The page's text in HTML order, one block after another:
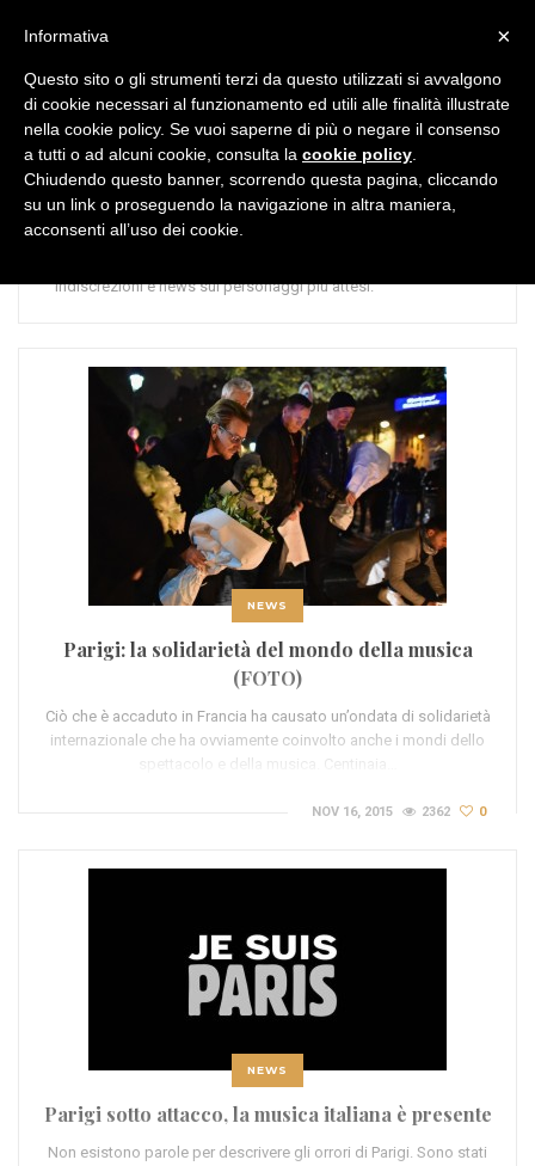
CATEGORIA: News
indiscrezioni e news sui personaggi più attesi.
NEWS
Parigi: la solidarietà del mondo della musica
(FOTO)
Ciò che è accaduto in Francia ha causato un’ondata di solidarietà
internazionale che ha ovviamente coinvolto anche i mondi dello
spettacolo e della musica. Centinaia…
NOV 16, 2015 2362 0
NEWS
Parigi sotto attacco, la musica italiana è presente
Non esistono parole per descrivere gli orrori di Parigi. Sono stati
×
Informativa
Questo sito o gli strumenti terzi da questo utilizzati si avvalgono
di cookie necessari al funzionamento ed utili alle finalità illustrate
nella cookie policy. Se vuoi saperne di più o negare il consenso
a tutti o ad alcuni cookie, consulta la cookie policy
Chiudendo questo banner, scorrendo questa pagina, cliccando
su un link o proseguendo la navigazione in altra maniera,
acconsenti all’uso dei cookie.